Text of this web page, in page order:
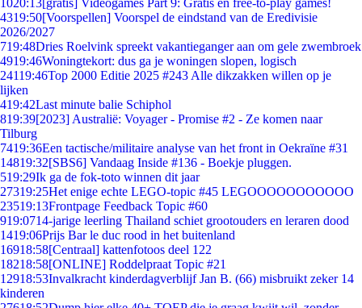
1020:13[gratis] Videogames Part 9: Gratis en free-to-play games!
4319:50[Voorspellen] Voorspel de eindstand van de Eredivisie
2026/2027
719:48Dries Roelvink spreekt vakantieganger aan om gele zwembroek
4919:46Woningtekort: dus ga je woningen slopen, logisch
24119:46Top 2000 Editie 2025 #243 Alle dikzakken willen op je
lijken
419:42Last minute balie Schiphol
819:39[2023] Australië: Voyager - Promise #2 - Ze komen naar
Tilburg
7419:36Een tactische/militaire analyse van het front in Oekraïne #31
14819:32[SBS6] Vandaag Inside #136 - Boekje pluggen.
519:29Ik ga de fok-toto winnen dit jaar
27319:25Het enige echte LEGO-topic #45 LEGOOOOOOOOOOO
23519:13Frontpage Feedback Topic #60
919:0714-jarige leerling Thailand schiet grootouders en leraren dood
1419:06Prijs Bar le duc rood in het buitenland
16918:58[Centraal] kattenfotoos deel 122
18218:58[ONLINE] Roddelpraat Topic #21
12918:53Invalkracht kinderdagverblijf Jan B. (66) misbruikt zeker 14
kinderen